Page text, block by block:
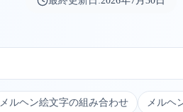
メルヘン絵文字の組み合わせ メルヘ